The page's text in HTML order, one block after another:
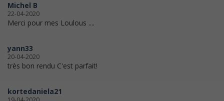
Michel B
22-04-2020
Merci pour mes Loulous ....
yann33
20-04-2020
très bon rendu C'est parfait!
kortedaniela21